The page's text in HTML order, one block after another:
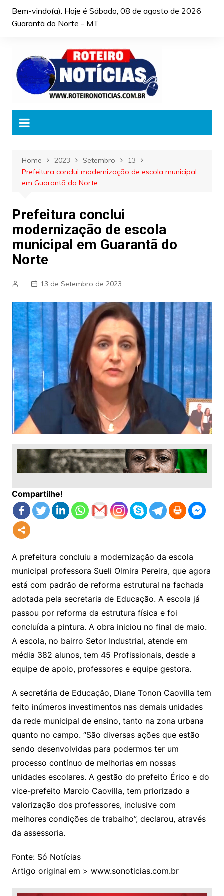
Bem-vindo(a). Hoje é Sábado, 08 de agosto de 2026
Guarantã do Norte - MT
Home 2023 Setembro
13
Prefeitura conclui modernização de escola municipal
em Guarantã do Norte
Prefeitura conclui
modernização de escola
municipal em Guarantã do
Norte
13 de Setembro de 2023
Compartilhe!
A prefeitura concluiu a modernização da escola
municipal professora Sueli Olmira Pereira, que agora
está com padrão de reforma estrutural na fachada
adotada pela secretaria de Educação. A escola já
passou por reforma da estrutura física e foi
concluída a pintura. A obra iniciou no final de maio.
A escola, no bairro Setor Industrial, atende em
média 382 alunos, tem 45 Profissionais, desde a
equipe de apoio, professores e equipe gestora.
A secretária de Educação, Diane Tonon Caovilla tem
feito inúmeros investimentos nas demais unidades
da rede municipal de ensino, tanto na zona urbana
quanto no campo. “São diversas ações que estão
sendo desenvolvidas para podermos ter um
processo contínuo de melhorias em nossas
unidades escolares. A gestão do prefeito Érico e do
vice-prefeito Marcio Caovilla, tem priorizado a
valorização dos professores, inclusive com
melhores condições de trabalho”, declarou, através
da assessoria.
Fonte: Só Notícias
Artigo original em > www.sonoticias.com.br